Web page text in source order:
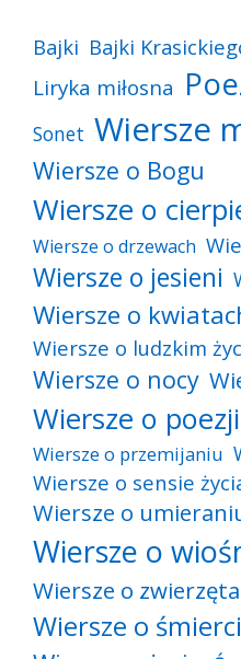
Bajki Bajki
Liryka miłosna
Sonet Wiersze
Wiersze o Bogu
Wiersze o
Wiersze o drzewach
Wiersze o jesieni
Wiersze o
Wiersze o ludzkim
Wiersze o nocy
Wiersze o poezji
Wiersze o przemijaniu
Wiersze o sensie
Wiersze o
Wiersze o
Wiersze o
Wiersze o śmierci